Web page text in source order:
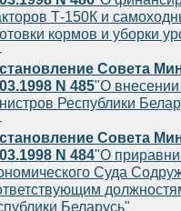
Т-150К и
кормов и уборки
Совета
N 485"О внесении
Республики
Совета
N 484"О
Суда
Беларусь"